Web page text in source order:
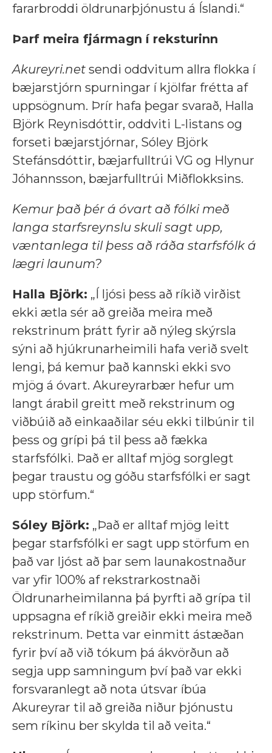
fararbroddi öldrunarþjónustu á Íslandi.“
Þarf meira fjármagn í reksturinn
Akureyri.net sendi oddvitum allra flokka í
bæjarstjórn spurningar í kjölfar frétta af
uppsögnum. Þrír hafa þegar svarað, Halla
Björk Reynisdóttir, oddviti L-listans og
forseti bæjarstjórnar, Sóley Björk
Stefánsdóttir, bæjarfulltrúi VG og Hlynur
Jóhannsson, bæjarfulltrúi Miðflokksins.
Kemur það þér á óvart að fólki með
langa starfsreynslu skuli sagt upp,
væntanlega til þess að ráða starfsfólk á
lægri launum?
Halla Björk: „Í ljósi þess að ríkið virðist
ekki ætla sér að greiða meira með
rekstrinum þrátt fyrir að nýleg skýrsla
sýni að hjúkrunarheimili hafa verið svelt
lengi, þá kemur það kannski ekki svo
mjög á óvart. Akureyrarbær hefur um
langt árabil greitt með rekstrinum og
viðbúið að einkaaðilar séu ekki tilbúnir til
þess og grípi þá til þess að fækka
starfsfólki. Það er alltaf mjög sorglegt
þegar traustu og góðu starfsfólki er sagt
upp störfum.“
Sóley Björk: „Það er alltaf mjög leitt
þegar starfsfólki er sagt upp störfum en
það var ljóst að þar sem launakostnaður
var yfir 100% af rekstrarkostnaði
Öldrunarheimilanna þá þyrfti að grípa til
uppsagna ef ríkið greiðir ekki meira með
rekstrinum. Þetta var einmitt ástæðan
fyrir því að við tókum þá ákvörðun að
segja upp samningum því það var ekki
forsvaranlegt að nota útsvar íbúa
Akureyrar til að greiða niður þjónustu
sem ríkinu ber skylda til að veita.“